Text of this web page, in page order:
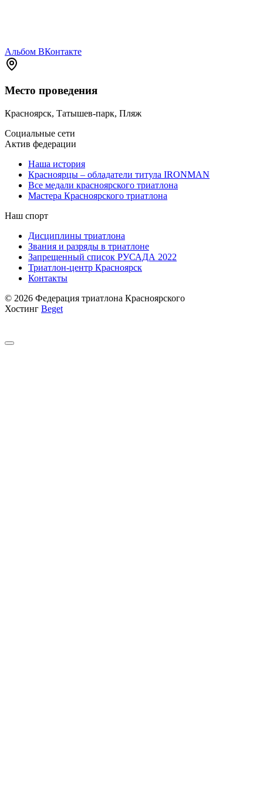
Альбом ВКонтакте
Место проведения
Красноярск, Татышев-парк, Пляж
Социальные сети
Актив федерации
Наша история
Красноярцы – обладатели титула IRONMAN
Все медали красноярского триатлона
Мастера Красноярского триатлона
Наш спорт
Дисциплины триатлона
Звания и разряды в триатлоне
Запрещенный список РУСАДА 2022
Триатлон-центр Красноярск
Контакты
© 2026 Федерация триатлона Красноярского
Хостинг Beget